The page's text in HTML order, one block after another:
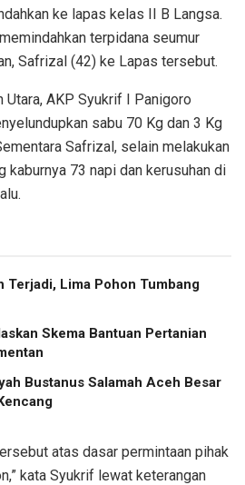
ke lapas kelas II B Langsa.
terpidana seumur
Safrizal (42) ke Lapas tersebut.
AKP Syukrif I Panigoro
sabu 70 Kg dan 3 Kg
Safrizal, selain melakukan
kaburnya 73 napi dan kerusuhan di
Terjadi, Lima Pohon Tumbang
Skema Bantuan Pertanian
Bustanus Salamah Aceh Besar
atas dasar permintaan pihak
kata Syukrif lewat keterangan